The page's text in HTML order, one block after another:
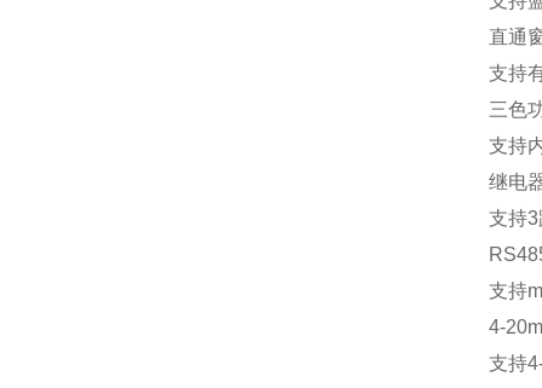
直通
支持
三色
支持
继电
支持3
支持
4-
支持